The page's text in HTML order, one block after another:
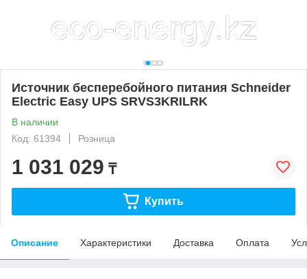
Источник бесперебойного питания Schneider
Electric Easy UPS SRVS3KRILRK
В наличии
Код: 61394
Розница
1 031 029 ₸
Купить
Описание Характеристики Доставка Оплата